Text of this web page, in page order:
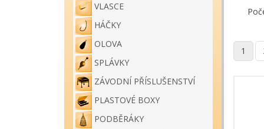
VLASCE
HÁČKY
OLOVA
SPLÁVKY
ZÁVODNÍ PŘÍSLUŠENSTVÍ
PLASTOVÉ BOXY
PODBĚRÁKY
1